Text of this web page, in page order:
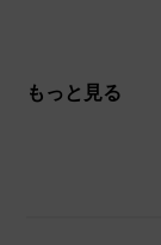
もっと見る